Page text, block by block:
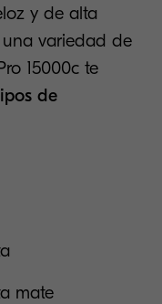
y de alta
variedad de
15000c te
de
mate